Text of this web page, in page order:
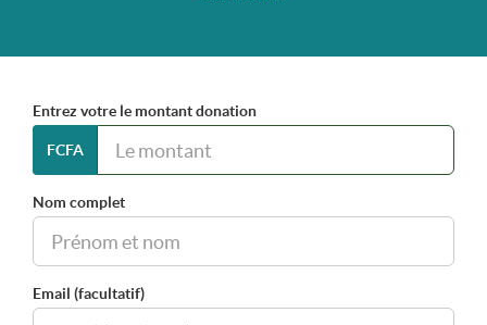
Entrez votre le montant donation
FCFA
Nom complet
Email (facultatif)